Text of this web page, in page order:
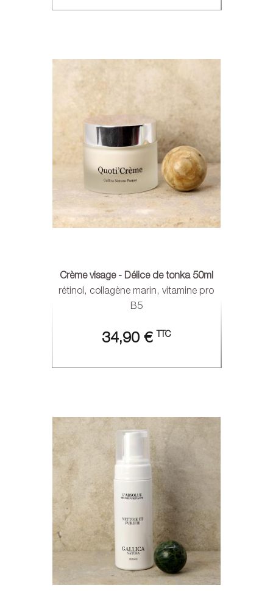
Crème visage - Délice de tonka 50ml
rétinol, collagène marin, vitamine pro
B5
34,90 € TTC